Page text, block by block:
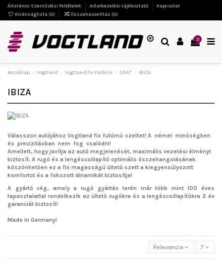
Általános Szerződési Feltételek Adatkezelési tájékoztató
Kapcsolat
Kívánságlista (0) Összehasonlítás (0)
0
Kezdőlap Vogtland Vogtland Fix Futómű SEAT IBIZA
IBIZA
Válasszon autójához Vogtland fix futómű szettet! A német minőségben
és precizitásban nem fog csalódni!
Amellett, hogy javítja az autó megjelenését, maximális vezetési élményt
biztosít. A rugó és a lengéscsillapító optimális összehangolásának
köszönhetően ez a fix magasságú ültető szett a kiegyensúlyozott
komfortot és a fokozott dinamikát biztosítja!
A gyártó cég, amely a rugó gyártás terén már több mint 100 éves
tapasztalattal rendelkezik az ültető rugókra és a lengéscsillapítókra 2 év
garanciát biztosít!
Made in Germany!
Relevancia 7